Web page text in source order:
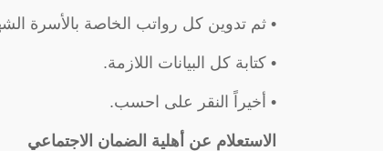
• ثم تدوين كل رواتب الخاصة بالأسرة
• كتابة كل البيانات اللازمة.
• أخيراً النقر على احسب.
الاستعلام عن أهلية الضمان الاجتماعي